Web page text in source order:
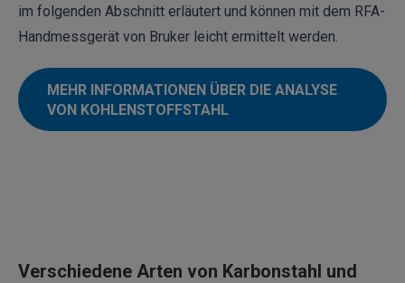
im folgenden Abschnitt erläutert und können mit dem RFA-
Handmessgerät von Bruker leicht ermittelt werden.
MEHR INFORMATIONEN ÜBER DIE ANALYSE
VON KOHLENSTOFFSTAHL
Verschiedene Arten von Karbonstahl und